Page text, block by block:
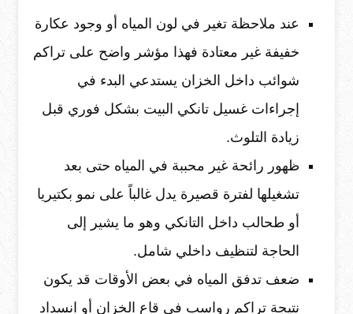
عند ملاحظة تغير في لون المياه أو وجود عكارة
خفيفة غير معتادة فهذا مؤشر واضح على تراكم
شوائب داخل الخزان يستدعي البدء في
إجراءات غسيل تانكي البيت بشكل فوري قبل
زيادة التلوث.
ظهور رائحة غير محببة في المياه حتى بعد
تشغيلها لفترة قصيرة يدل غالباً على نمو بكتيريا
أو طحالب داخل التانكي وهو ما يشير إلى
الحاجة لتنظيف داخلي شامل.
ضعف تدفق المياه في بعض الأوقات قد يكون
نتيجة تراكم رواسب في قاع الخزان أو انسداد